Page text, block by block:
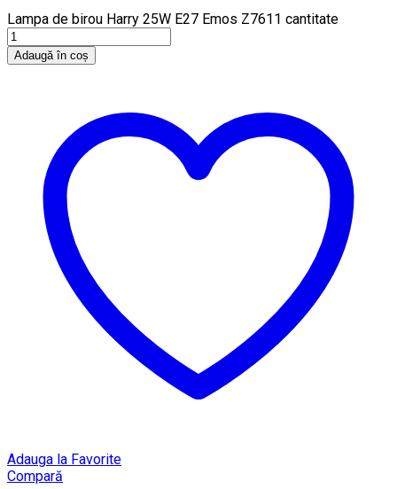
Lampa de birou Harry 25W E27 Emos Z7611 cantitate
Adaugă în coș
Adauga la Favorite
Compară